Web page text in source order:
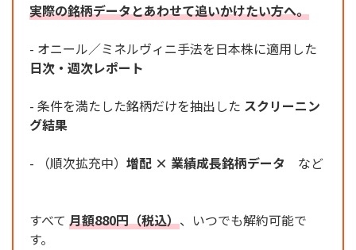
実際の銘柄データとあわせて追いかけたい方へ。
- オニール／ミネルヴィニ手法を日本株に適用した
日次・週次レポート
- 条件を満たした銘柄だけを抽出した スクリーニン
グ結果
- （順次拡充中） 増配 × 業績成長銘柄データ など
すべて 月額880円（税込）、いつでも解約可能で
す。